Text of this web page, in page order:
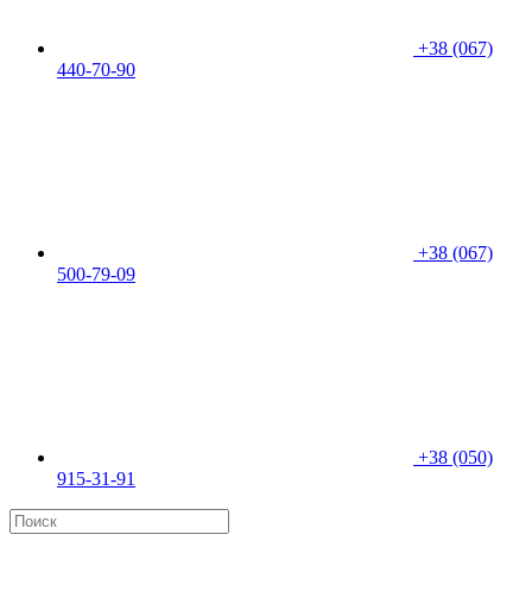
+38 (067)
440-70-90
+38 (067)
500-79-09
+38 (050)
915-31-91